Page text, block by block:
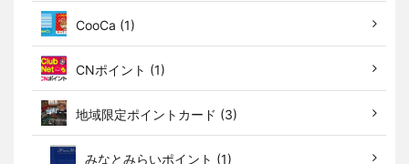
CooCa (1)
CNポイント (1)
地域限定ポイントカード (3)
みなとみらいポイント (1)